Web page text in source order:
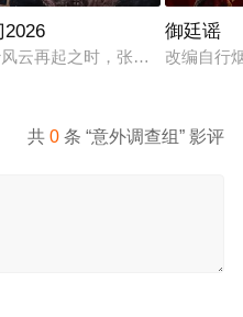
程桉、恩师林晚媚的双重背
2026
云再起之时，张启山（陈伟霆
御廷谣
改编自行
共0 条 “意外调查组” 影评